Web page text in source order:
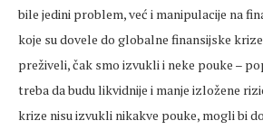
bile jedini problem, već i manipulacije na
koje su dovele do globalne finansijske
preživeli, čak smo izvukli i neke pouke –
treba da budu likvidnije i manje izložene
krize nisu izvukli nikakve pouke, mogli bi